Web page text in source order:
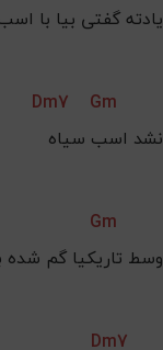
Dm7
Gm
نشد اسب سیاه
Gm
وسط تاریکیا گم شده
Dm7